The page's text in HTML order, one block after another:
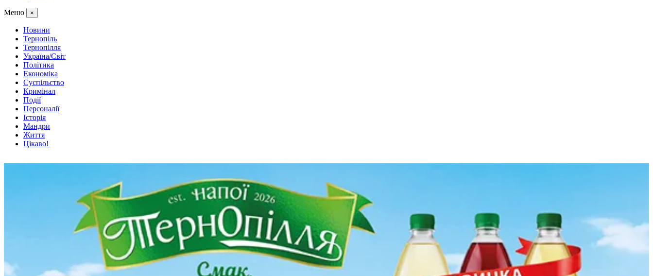
Меню ×
Новини
Тернопіль
Тернопілля
Україна/Світ
Політика
Економіка
Суспільство
Кримінал
Події
Персоналії
Історія
Мандри
Життя
Цікаво!